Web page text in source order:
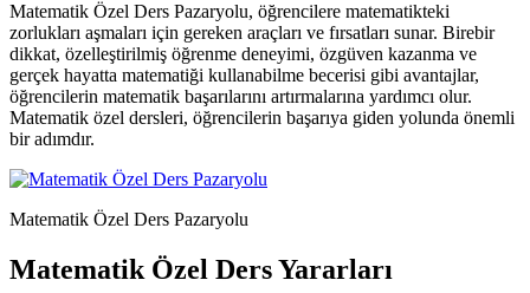
Matematik Özel Ders Pazaryolu, öğrencilere matematikteki
zorlukları aşmaları için gereken araçları ve fırsatları sunar. Birebir
dikkat, özelleştirilmiş öğrenme deneyimi, özgüven kazanma ve
gerçek hayatta matematiği kullanabilme becerisi gibi avantajlar,
öğrencilerin matematik başarılarını artırmalarına yardımcı olur.
Matematik özel dersleri, öğrencilerin başarıya giden yolunda önemli
bir adımdır.
Matematik Özel Ders Pazaryolu
Matematik Özel Ders Yararları